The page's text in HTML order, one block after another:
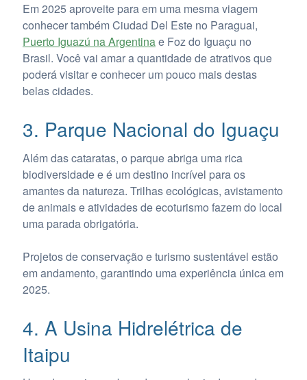
Em 2025 aproveite para em uma mesma viagem
conhecer também Ciudad Del Este no Paraguai,
Puerto Iguazú na Argentinae Foz do Iguaçu no
Brasil. Você vai amar a quantidade de atrativos que
poderá visitar e conhecer um pouco mais destas
belas cidades.
3. Parque Nacional do Iguaçu
Além das cataratas, o parque abriga uma rica
biodiversidade e é um destino incrível para os
amantes da natureza. Trilhas ecológicas, avistamento
de animais e atividades de ecoturismo fazem do local
uma parada obrigatória.
Projetos de conservação e turismo sustentável estão
em andamento, garantindo uma experiência única em
2025.
4. A Usina Hidrelétrica de
Itaipu